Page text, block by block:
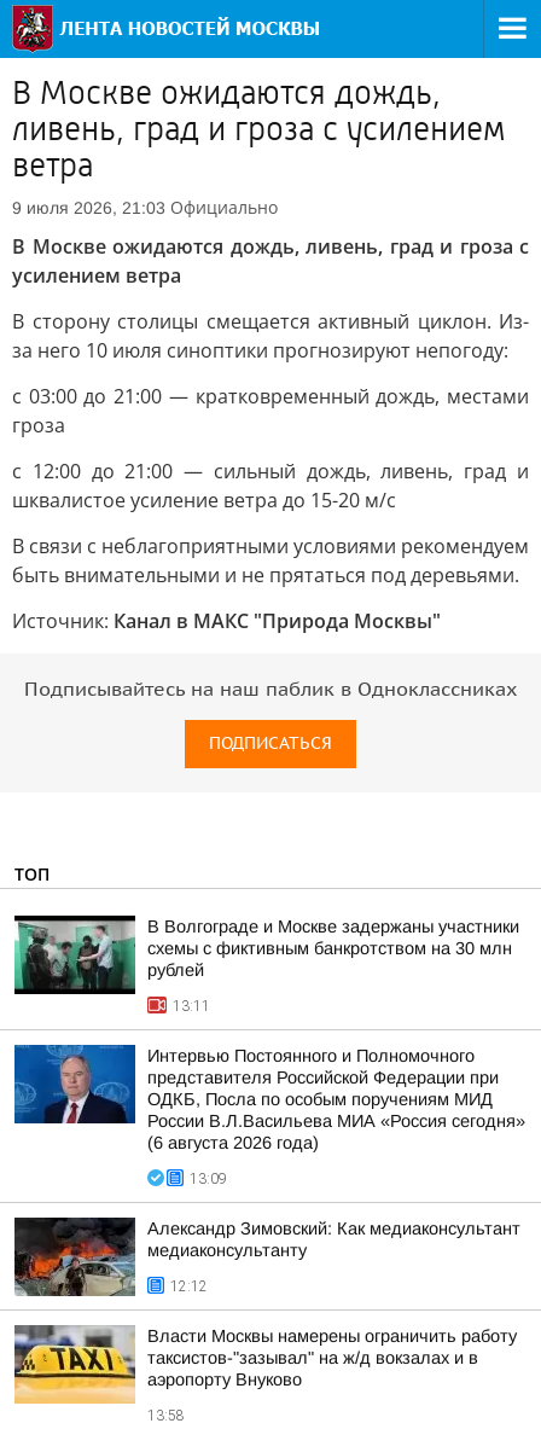
В Москве ожидаются дождь,
ливень, град и гроза с усилением
ветра
9 июля 2026, 21:03 Официально
В Москве ожидаются дождь, ливень, град и гроза с
усилением ветра
В сторону столицы смещается активный циклон. Из-
за него 10 июля синоптики прогнозируют непогоду:
с 03:00 до 21:00 — кратковременный дождь, местами
гроза
с 12:00 до 21:00 — сильный дождь, ливень, град и
шквалистое усиление ветра до 15-20 м/с
В связи с неблагоприятными условиями рекомендуем
быть внимательными и не прятаться под деревьями.
Источник: Канал в МАКС "Природа Москвы"
Подписывайтесь на наш паблик в Одноклассниках
ПОДПИСАТЬСЯ
ТОП
В Волгограде и Москве задержаны участники
схемы с фиктивным банкротством на 30 млн
рублей
13:11
Интервью Постоянного и Полномочного
представителя Российской Федерации при
ОДКБ, Посла по особым поручениям МИД
России В.Л.Васильева МИА «Россия сегодня»
(6 августа 2026 года)
13:09
Александр Зимовский: Как медиаконсультант
медиаконсультанту
12:12
Власти Москвы намерены ограничить работу
таксистов-"зазывал" на ж/д вокзалах и в
аэропорту Внуково
13:58